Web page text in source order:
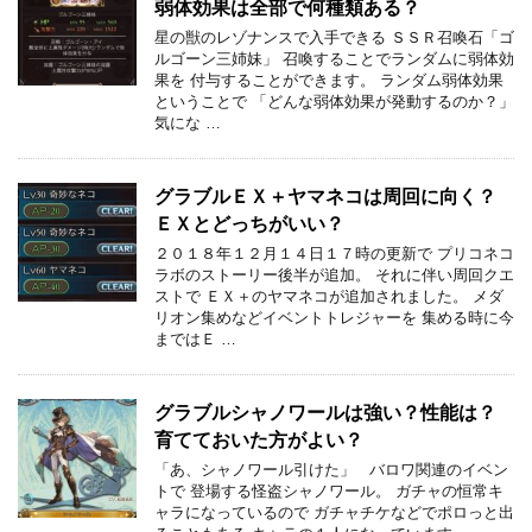
弱体効果は全部で何種類ある？
星の獣のレゾナンスで入手できる ＳＳＲ召喚石「ゴ
ルゴーン三姉妹」 召喚することでランダムに弱体効
果を 付与することができます。 ランダム弱体効果
ということで 「どんな弱体効果が発動するのか？」
気にな …
グラブルＥＸ＋ヤマネコは周回に向く？
ＥＸとどっちがいい？
２０１８年１２月１４日１７時の更新で プリコネコ
ラボのストーリー後半が追加。 それに伴い周回クエ
ストで ＥＸ＋のヤマネコが追加されました。 メダ
リオン集めなどイベントトレジャーを 集める時に今
まではＥ …
グラブルシャノワールは強い？性能は？
育てておいた方がよい？
「あ、シャノワール引けた」 バロワ関連のイベン
トで 登場する怪盗シャノワール。 ガチャの恒常キ
ャラになっているので ガチャチケなどでポロっと出